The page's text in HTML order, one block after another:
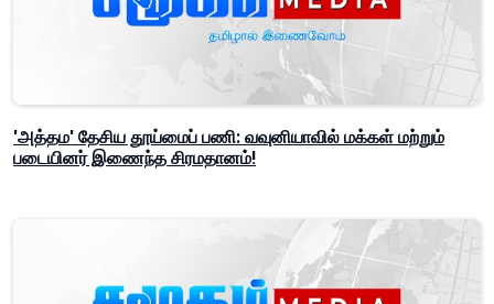
'அத்தம' தேசிய தூய்மைப் பணி: வவுனியாவில் மக்கள் மற்றும்
படையினர் இணைந்த சிரமதானம்!